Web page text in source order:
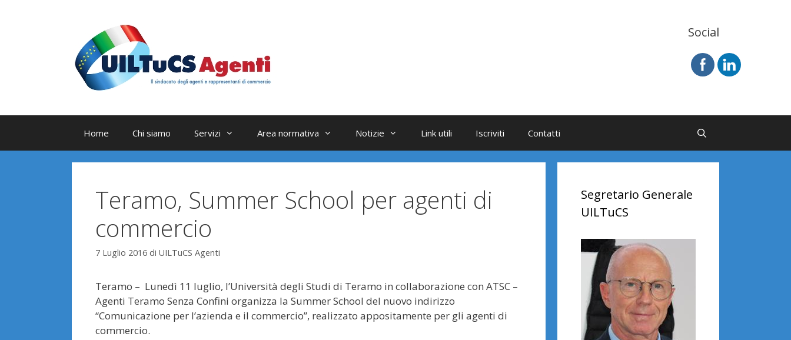
Social
Home Chi siamo Servizi Area normativa Notizie Link utili Iscriviti Contatti
Teramo, Summer School per agenti di
commercio
7 Luglio 2016 di UILTuCS Agenti
Teramo – Lunedì 11 luglio, l’Università degli Studi di Teramo in collaborazione con ATSC –
Agenti Teramo Senza Confini organizza la Summer School del nuovo indirizzo
“Comunicazione per l’azienda e il commercio”, realizzato appositamente per gli agenti di
commercio.
Segretario Generale
UILTuCS